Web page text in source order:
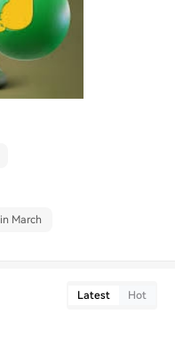
March
Latest Hot